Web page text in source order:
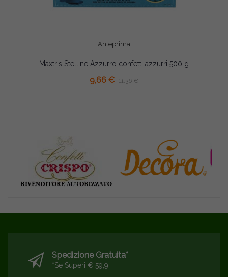
Anteprima
Maxtris Stelline Azzurro confetti azzurri 500 g
9,66 € 11,36 €
Spedizione Gratuita*
*se Superi € 59,9